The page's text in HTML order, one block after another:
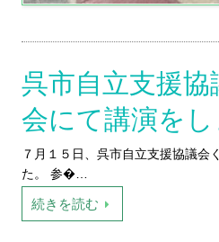
呉市自立支援
会にて講演をし
７月１５日、呉市自立支援協議会
た。 参�…
続きを読む